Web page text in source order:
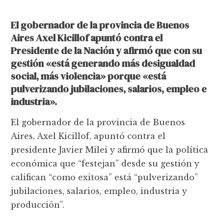
El gobernador de la provincia de Buenos
Aires Axel Kicillof apuntó contra el
Presidente de la Nación y afirmó que con su
gestión «está generando más desigualdad
social, más violencia» porque «está
pulverizando jubilaciones, salarios, empleo e
industria».
El gobernador de la provincia de Buenos
Aires, Axel Kicillof, apuntó contra el
presidente Javier Milei y afirmó que la política
económica que “festejan” desde su gestión y
califican “como exitosa” está “pulverizando”
jubilaciones, salarios, empleo, industria y
producción”.